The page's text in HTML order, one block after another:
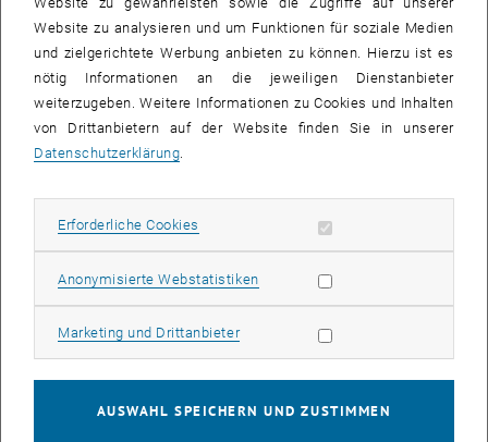
Defense industry: An opportunity for automotive
suppliers? | DW News
Was unterscheidet den Verteidigungsmarkt vom
Automotive-Markt?
Automobilzulieferindustrie kommt, sollte vier zentrale Unterschiede
Regulatorik & Exportkontrolle:Dual-Use-Verordnung der EU,
nationales Außenwirtschaftsrecht, ITAR-Berührungspunkte.
Beschaffungslogik:Lange Vertriebszyklen, Public Procurement,
Konsortialgeschäft statt OEM-Direktgeschäft.
Anlagensicherheitsfreigaben, Cyberresilienz nach NIS-2 und
sektoralen Standards.
Website zu analysieren und um Funktionen für soziale Medien
und zielgerichtete Werbung anbieten zu können. Hierzu ist es
nötig Informationen an die jeweiligen Dienstanbieter
weiterzugeben. Weitere Informationen zu Cookies und Inhalten
von Drittanbietern auf der Website finden Sie in unserer
Datenschutzerklärung
Erforderliche Cookies Erforderliche Cookies zulassen
Anonymisierte WebstatistikenStatistik Cookies zulassen
Marketing und DrittanbieterMarketing Cookies zulassen
AUSWAHL SPEICHERN UND ZUSTIMMEN